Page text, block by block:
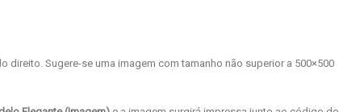
direito. Sugere-se uma imagem com tamanho não superior a 500×500